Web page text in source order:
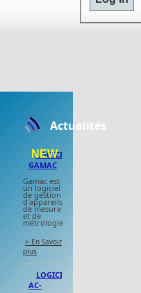
Actualités
LOGICIEL
GAMAC
NEW
Gamac est
un logiciel
de gestion
d'appareils
de mesure
et de
métrologie
> En Savoir
plus
LOGICIEL
AC-